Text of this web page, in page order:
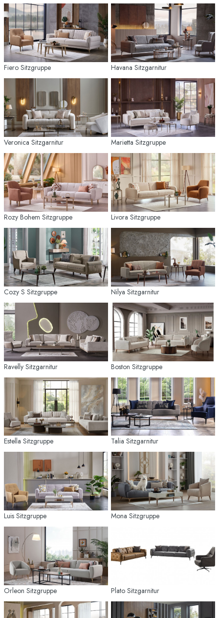
Fiero Sitzgruppe Havana Sitzgarnitur
Veronica Sitzgarnitur Marietta Sitzgruppe
Rozy Bohem Sitzgruppe Livora Sitzgruppe
Cozy S Sitzgruppe Nilya Sitzgarnitur
Ravelly Sitzgarnitur Boston Sitzgruppe
Estella Sitzgruppe Talia Sitzgarnitur
Luis Sitzgruppe Mona Sitzgruppe
Orleon Sitzgruppe Plato Sitzgarnitur